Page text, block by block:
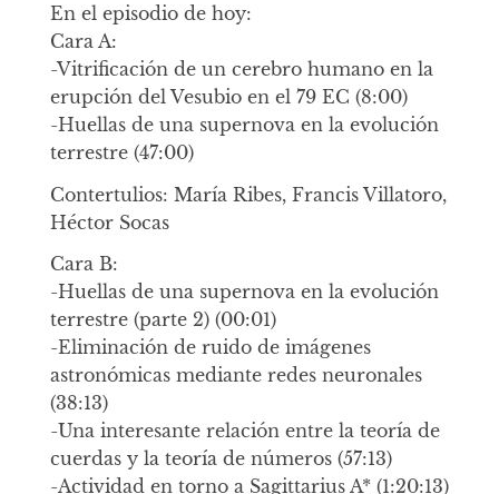
En el episodio de hoy:
Cara A:
-Vitrificación de un cerebro humano en la
erupción del Vesubio en el 79 EC (8:00)
-Huellas de una supernova en la evolución
terrestre (47:00)
Contertulios: María Ribes, Francis Villatoro,
Héctor Socas
Cara B:
-Huellas de una supernova en la evolución
terrestre (parte 2) (00:01)
-Eliminación de ruido de imágenes
astronómicas mediante redes neuronales
(38:13)
-Una interesante relación entre la teoría de
cuerdas y la teoría de números (57:13)
-Actividad en torno a Sagittarius A* (1:20:13)